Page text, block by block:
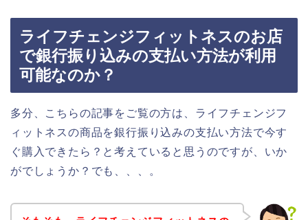
ライフチェンジフィットネスのお店
で銀行振り込みの支払い方法が利用
可能なのか？
多分、こちらの記事をご覧の方は、ライフチェンジフ
ィットネスの商品を銀行振り込みの支払い方法で今す
ぐ購入できたら？と考えていると思うのですが、いか
がでしょうか？でも、、、。